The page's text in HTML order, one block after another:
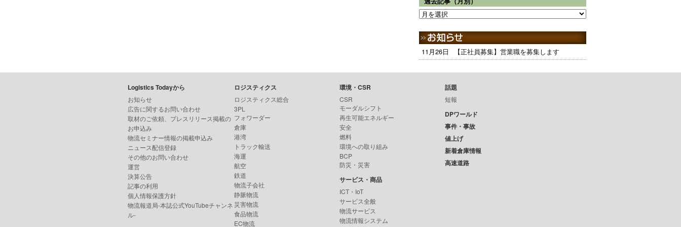
11月26日 【正社員募集】営業職を募集します
Logistics Todayから
お知らせ
広告に関するお問い合わせ
取材のご依頼、プレスリリース掲載の
お申込み
物流セミナー情報の掲載申込み
ニュース配信登録
その他のお問い合わせ
運営
決算公告
記事の利用
個人情報保護方針
物流報道局-本誌公式YouTubeチャンネ
ル-
ロジスティクス
ロジスティクス総合
3PL
フォワーダー
倉庫
港湾
トラック輸送
海運
航空
鉄道
物流子会社
静脈物流
災害物流
食品物流
EC物流
環境・CSR
CSR
モーダルシフト
再生可能エネルギー
安全
燃料
環境への取り組み
BCP
防災・災害
サービス・商品
ICT・IoT
サービス全般
物流サービス
物流情報システム
話題
短報
DPワールド
事件・事故
値上げ
新着倉庫情報
高速道路